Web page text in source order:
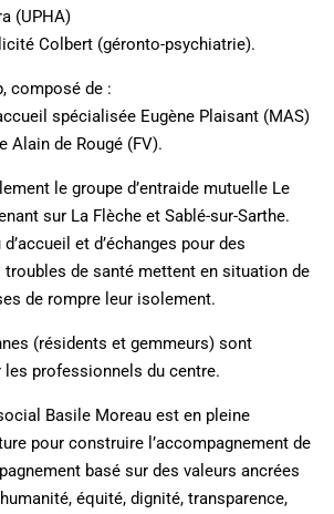
(UPHA)
Colbert (géronto-psychiatrie).
composé de :
spécialisée Eugène Plaisant (MAS)
Alain de Rougé (FV).
le groupe d’entraide mutuelle Le
sur La Flèche et Sablé-sur-Sarthe.
et d’échanges pour des
troubles de santé mettent en situation de
de rompre leur isolement.
(résidents et gemmeurs) sont
les professionnels du centre.
Basile Moreau est en pleine
pour construire l’accompagnement de
basé sur des valeurs ancrées
équité, dignité, transparence,